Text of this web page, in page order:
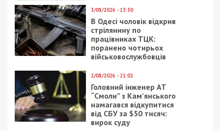
3/08/2026 - 13:30
В Одесі чоловік відкрив
стрілянину по
працівниках ТЦК:
поранено чотирьох
військовослужбовців
2/08/2026 - 21:02
Головний інженер АТ
“Смоли” з Кам’янського
намагався відкупитися
від СБУ за $50 тисяч:
вирок суду